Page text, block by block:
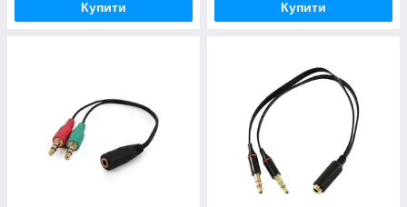
Купити Купити